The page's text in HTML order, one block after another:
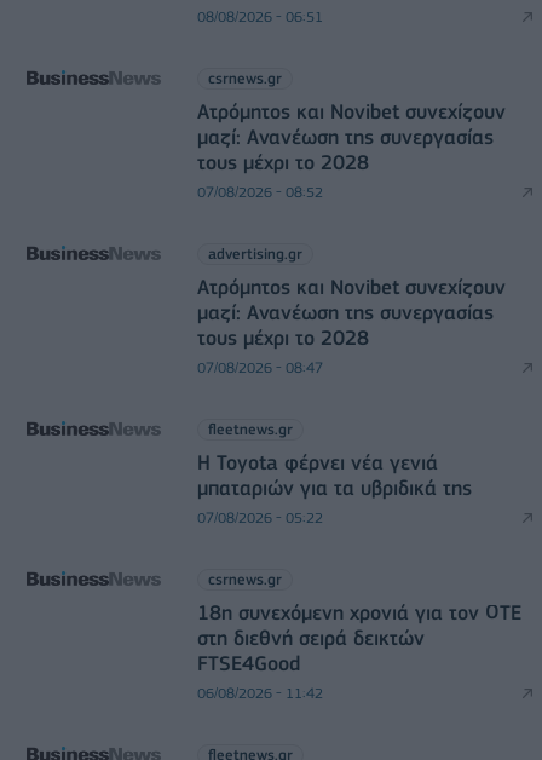
08/08/2026 - 06:51
csrnews.gr
Ατρόμητος και Novibet συνεχίζουν
μαζί: Ανανέωση της συνεργασίας
τους μέχρι το 2028
07/08/2026 - 08:52
advertising.gr
Ατρόμητος και Novibet συνεχίζουν
μαζί: Ανανέωση της συνεργασίας
τους μέχρι το 2028
07/08/2026 - 08:47
fleetnews.gr
Η Toyota φέρνει νέα γενιά
μπαταριών για τα υβριδικά της
07/08/2026 - 05:22
csrnews.gr
18η συνεχόμενη χρονιά για τον ΟΤΕ
στη διεθνή σειρά δεικτών
FTSE4Good
06/08/2026 - 11:42
fleetnews.gr